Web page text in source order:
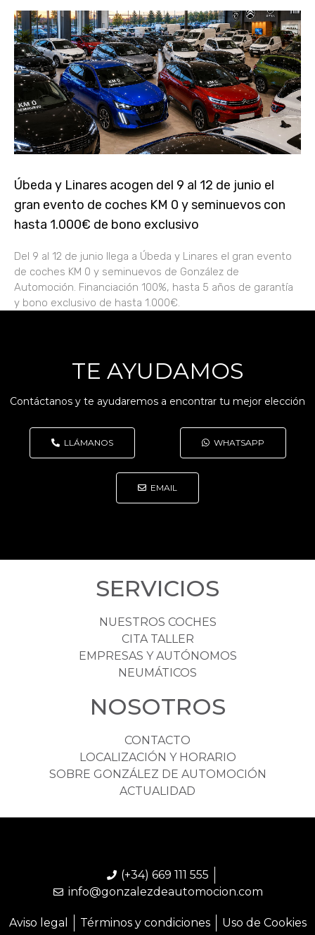
Úbeda y Linares acogen del 9 al 12 de junio el
gran evento de coches KM 0 y seminuevos con
hasta 1.000€ de bono exclusivo
Del 9 al 12 de junio llega a Úbeda y Linares el gran evento
de coches KM 0 y seminuevos de González de
Automoción. Financiación 100%, hasta 5 años de garantía
y bono exclusivo de hasta 1.000€.
TE AYUDAMOS
Contáctanos y te ayudaremos a encontrar tu mejor elección
LLÁMANOS WHATSAPP
EMAIL
SERVICIOS
NUESTROS COCHES
CITA TALLER
EMPRESAS Y AUTÓNOMOS
NEUMÁTICOS
NOSOTROS
CONTACTO
LOCALIZACIÓN Y HORARIO
SOBRE GONZÁLEZ DE AUTOMOCIÓN
ACTUALIDAD
(+34) 669 111 555
info@gonzalezdeautomocion.com
Aviso legal Términos y condiciones Uso de Cookies